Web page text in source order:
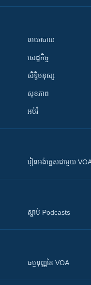
នយោបាយ
សេដ្ឋកិច្ច
សិទ្ធិមនុស្ស
សុខភាព
អប់រំ
រៀន​​​​​​អង់គ្លេស​​ជាមួយ
ស្តាប់ Podcasts
ធម្មនុញ្ញ​នៃ VOA